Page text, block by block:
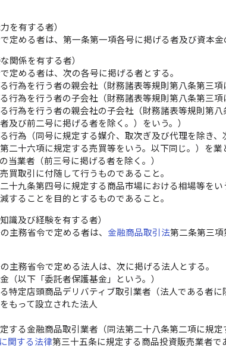
を有する者）
定める者は、第一条第一項各号に掲げる者及び資本金
関係を有する者）
定める者は、次の各号に掲げる者とする。
行為を行う者の親会社（財務諸表等規則第八条第三項
行為を行う者の子会社（財務諸表等規則第八条第三項
行為を行う者の親会社の子会社（財務諸表等規則第
及び前二号に掲げる者を除く。）をいう。）
行為（同号に規定する媒介、取次ぎ及び代理を除き、
二十六項に規定する売買等をいう。以下同じ。）を
当業者（前三号に掲げる者を除く。）
買取引に付随して行うものであること。
十九条第四号に規定する商品市場における相場等を
することを目的とするものであること。
識及び経験を有する者）
主務省令で定める者は、 金融商品取引法第二条第三項
主務省令で定める法人は、次に掲げる法人とする。
（以下「委託者保護基金」という。）
特定店頭商品デリバティブ取引業者（法人である者に
もって設立された法人
する金融商品取引業者（同法第二十八条第二項に規
関する法律第三十五条に規定する商品投資販売業者で